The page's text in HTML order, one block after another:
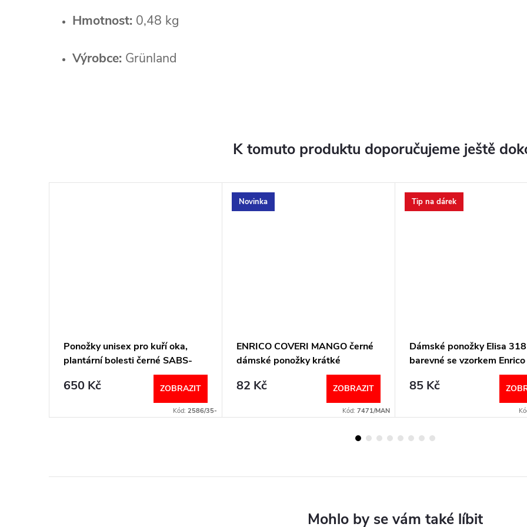
Hmotnost: 0,48 kg
Výrobce: Grünland
K tomuto produktu doporučujeme ještě
Ponožky unisex pro kuří oka,
plantární bolesti černé SABS-
SABM-SABL PodoSolution
650 Kč ZOBRAZIT
Kód: 2586/35-
Novinka
ENRICO COVERI MANGO černé
dámské ponožky krátké
82 Kč ZOBRAZIT
Kód: 7471/MAN
Tip na dárek
Dámské ponožky Elisa 318
barevné se vzorkem Enrico
85 Kč